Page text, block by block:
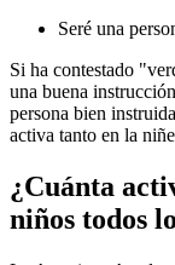
Seré una
Si ha contestado
una buena
persona bien
activa tanto en la
¿Cuánta
niños todos